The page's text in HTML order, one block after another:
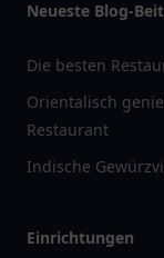
Neueste Blog-
Die besten
Orientalisch
Restaurant
Indische
Einrichtungen